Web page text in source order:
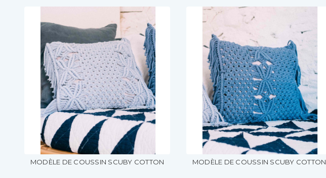
MODÈLE DE COUSSIN SCUBY COTTON MODÈLE DE COUSSIN SCUBY COTTON